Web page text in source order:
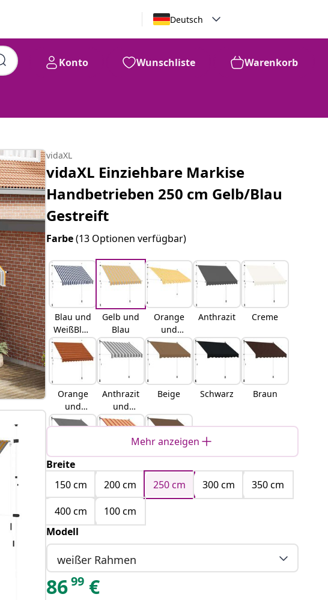
Deutsch
Konto Wunschliste Warenkorb
vidaXL
vidaXL Einziehbare Markise
Handbetrieben 250 cm Gelb/Blau
Gestreift
Farbe(13 Optionen verfügbar)
Blau und
WeißBlau
und weiß
Gelb und
Blau
Orange
und
Weiß
Anthrazit Creme
Orange
und
Braun
Anthrazit
und
Weiß
Beige Schwarz Braun
Hellgrau
Mehrfarb
ig
Taupe
Mehr anzeigen
Breite
150 cm
200 cm 250 cm 300 cm
350 cm
400 cm
100 cm
Modell
weißer Rahmen
8699 €